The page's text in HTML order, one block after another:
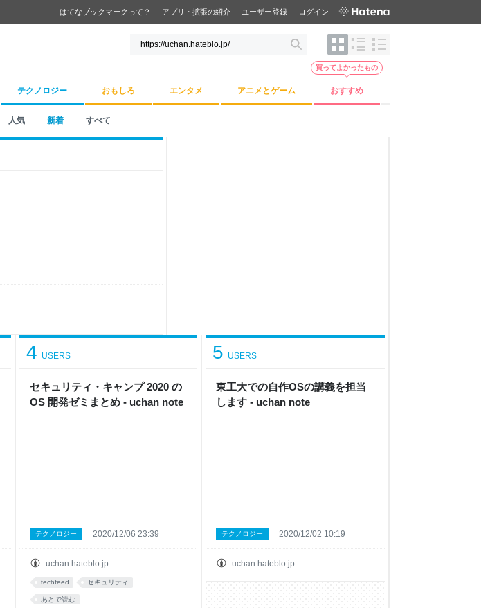
はてなブックマークって？ アプリ・拡張の紹介 ユーザー登録 ログイン
テクノロジー おもしろ エンタメ アニメとゲーム おすすめ
買ってよかったもの
人気 新着 すべて
セキュリティ・キャンプ 2020 の
OS 開発ゼミまとめ - uchan note
4 USERS
uchan.hateblo.jp
テクノロジー 2020/12/06 23:39
techfeed セキュリティ
あとで読む
東工大での自作OSの講義を担当
します - uchan note
5 USERS
uchan.hateblo.jp
テクノロジー 2020/12/02 10:19